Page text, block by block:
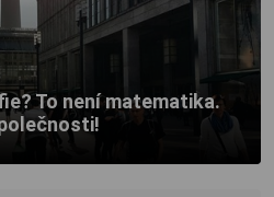
To není matematika.